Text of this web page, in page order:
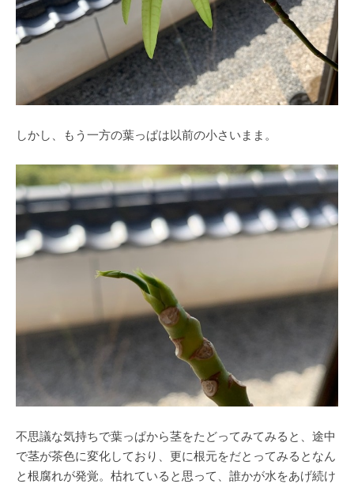
しかし、もう一方の葉っぱは以前の小さいまま。
不思議な気持ちで葉っぱから茎をたどってみてみると、途中
で茎が茶色に変化しており、更に根元をだとってみるとなん
と根腐れが発覚。枯れていると思って、誰かが水をあげ続け